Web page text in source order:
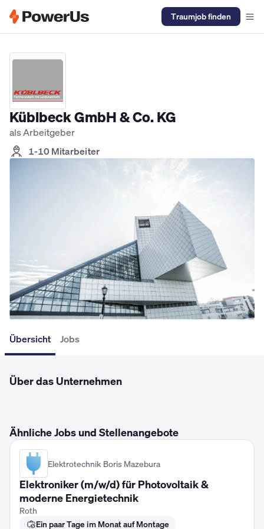
Traumjob finden
Küblbeck GmbH & Co. KG
als Arbeitgeber
1-10 Mitarbeiter
Übersicht Jobs
Über das Unternehmen
Ähnliche Jobs und Stellenangebote
Elektrotechnik Boris Mazebura
Elektroniker (m/w/d) für Photovoltaik &
moderne Energietechnik
Roth
Ein paar Tage im Monat auf Montage